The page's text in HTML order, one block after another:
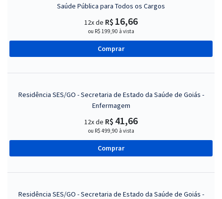
Saúde Pública para Todos os Cargos
12x de R$ 16,66
ou R$ 199,90 à vista
Comprar
Residência SES/GO - Secretaria de Estado da Saúde de Goiás -
Enfermagem
12x de R$ 41,66
ou R$ 499,90 à vista
Comprar
Residência SES/GO - Secretaria de Estado da Saúde de Goiás -